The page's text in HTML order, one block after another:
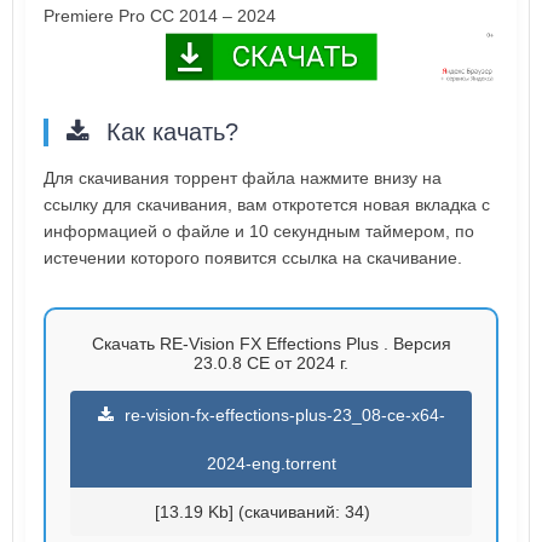
Premiere Pro CC 2014 – 2024
Как качать?
Для скачивания торрент файла нажмите внизу на
ссылку для скачивания, вам откротется новая вкладка с
информацией о файле и 10 секундным таймером, по
истечении которого появится ссылка на скачивание.
Скачать RE-Vision FX Effections Plus . Версия
23.0.8 CE от 2024 г.
re-vision-fx-effections-plus-23_08-ce-x64-
2024-eng.torrent
[13.19 Kb] (cкачиваний: 34)